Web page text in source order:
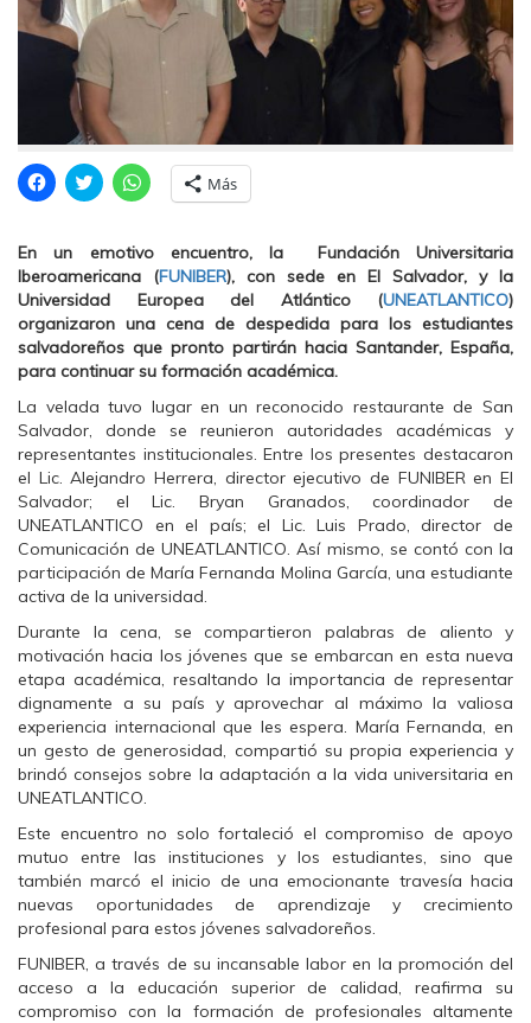
H
a
c
p
a
r
a
c
o
m
a
r
t
i
r
e
n
F
a
c
e
b
o
k
(
S
e
a
b
e
e
n
u
n
a
v
e
n
t
a
n
a
n
e
v
a
)
H
a
i
c
p
a
r
a
c
o
m
a
i
r
e
T
w
i
t
t
e
(
S
e
a
b
r
e
n
n
a
v
e
n
t
n
a
n
u
v
a
)
H
a
i
a
r
a
c
o
m
r
t
i
r
e
a
s
A
p
(
S
e
a
b
e
e
u
a
v
e
n
n
n
e
v
a
)
Más
En un emotivo encuentro, la Fundación Universitaria
Iberoamericana (FUNIBER), con sede en El Salvador, y la
Universidad Europea del Atlántico (UNEATLANTICO)
organizaron una cena de despedida para los estudiantes
salvadoreños que pronto partirán hacia Santander, España,
para continuar su formación académica.
La velada tuvo lugar en un reconocido restaurante de San
Salvador, donde se reunieron autoridades académicas y
representantes institucionales. Entre los presentes destacaron
el Lic. Alejandro Herrera, director ejecutivo de FUNIBER en El
Salvador; el Lic. Bryan Granados, coordinador de
UNEATLANTICO en el país; el Lic. Luis Prado, director de
Comunicación de UNEATLANTICO. Así mismo, se contó con la
participación de María Fernanda Molina García, una estudiante
activa de la universidad.
Durante la cena, se compartieron palabras de aliento y
motivación hacia los jóvenes que se embarcan en esta nueva
etapa académica, resaltando la importancia de representar
dignamente a su país y aprovechar al máximo la valiosa
experiencia internacional que les espera. María Fernanda, en
un gesto de generosidad, compartió su propia experiencia y
brindó consejos sobre la adaptación a la vida universitaria en
UNEATLANTICO.
Este encuentro no solo fortaleció el compromiso de apoyo
mutuo entre las instituciones y los estudiantes, sino que
también marcó el inicio de una emocionante travesía hacia
nuevas oportunidades de aprendizaje y crecimiento
profesional para estos jóvenes salvadoreños.
FUNIBER, a través de su incansable labor en la promoción del
acceso a la educación superior de calidad, reafirma su
compromiso con la formación de profesionales altamente